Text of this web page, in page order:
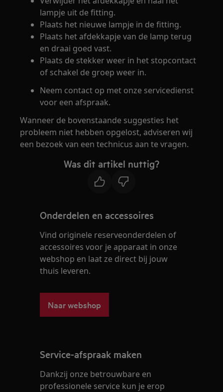
lampje uit de fitting.
Plaats het nieuwe lampje in de fitting.
Plaats het afdekkapje van de lamp terug
en draai goed vast.
Plaats de stekker weer in het stopcontact
of schakel de groep weer in.
Neem contact op met onze servicedienst
voor een afspraak.
Wanneer de bovenstaande suggesties het
probleem niet hebben opgelost, adviseren wij
een bezoek van een technicus aan te vragen.
Was dit artikel nuttig?
Onderdelen en accessoires
Vind originele reserveonderdelen of
accessoires voor je apparaat in onze
webshop en laat ze direct bij jouw
thuis leveren.
Naar webshop
Service-afspraak maken
Dankzij onze betrouwbare en
professionele service kun je erop